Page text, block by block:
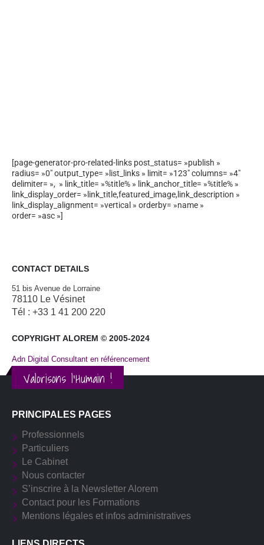
[page-generator-pro-related-links post_status= »publish »
radius= »0″ output_type= »list_links » limit= »123″ columns= »4″
delimiter= », » link_title= »%title% » link_anchor_title= »%title% »
link_display_order= »link_title,featured_image,link_description »
link_display_alignment= »vertical » orderby= »name »
order= »asc »]
CONTACT DETAILS
51 bis Avenue de Lorraine
78110 Le Vésinet
Tél : +33 1 41 200 220
COPYRIGHT ALOREM © 2005-2024
Adn Digital Consultant en référencement
Valorisons l'Humain !
PRINCIPALES PAGES
Professionnels
Particuliers
Le Cabinet
Nous contacter
S’inscrire à la Newsletter Alorem
Contact pour les Formations
Mentions légales et infos administratives